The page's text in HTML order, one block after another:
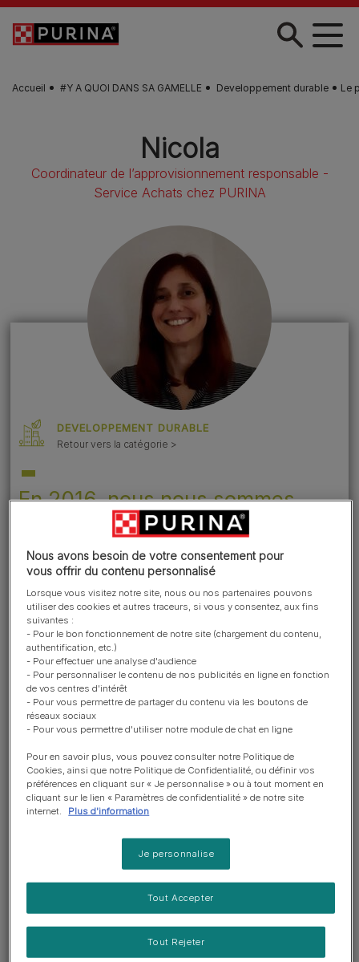
Skip to main content
Accueil #Y A QUOI DANS SA GAMELLE Developpement durable Le
Nicola
Coordinateur de l’approvisionnement responsable -
Service Achats chez PURINA
DEVELOPPEMENT DURABLE
Retour vers la catégorie >
En 2016, nous nous sommes
fixés comme objectif que 100 %
de nos ingrédients issus de la
mer devront provenir de sources
responsables d’ici 2020. Cet
objectif s’est avéré
particulièrement ambitieux. En
2019, nous avons réussi à ce
que 53 % de notre
approvisionnement en poissons
et produits de la mer
responsables, contre 27 % en
2017. En 2020, nous avons
augmenté ce chiffre à 76 % et,
en 2021, 86 % de nos produits
issus de la mer provenaient de
sources responsables. Bien que
nous n’ayons pas encore atteint
100 %, nous poursuivons nos
efforts pour atteindre ce chiffre
Nous avons besoin de votre consentement pour
vous offrir du contenu personnalisé
Lorsque vous visitez notre site, nous ou nos partenaires pouvons
utiliser des cookies et autres traceurs, si vous y consentez, aux fins
suivantes :
- Pour le bon fonctionnement de notre site (chargement du contenu,
authentification, etc.)
- Pour effectuer une analyse d'audience
- Pour personnaliser le contenu de nos publicités en ligne en fonction
de vos centres d'intérêt
- Pour vous permettre de partager du contenu via les boutons de
réseaux sociaux
- Pour vous permettre d'utiliser notre module de chat en ligne
Pour en savoir plus, vous pouvez consulter notre Politique de
Cookies, ainsi que notre Politique de Confidentialité, ou définir vos
préférences en cliquant sur « Je personnalise » ou à tout moment en
cliquant sur le lien « Paramètres de confidentialité » de notre site
internet.
Plus d'information
Je personnalise
Tout Rejeter
Tout Accepter